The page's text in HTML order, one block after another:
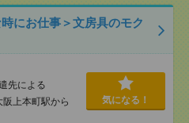
にお仕事＞文房具のモク
先による
阪上本町駅から
気になる！